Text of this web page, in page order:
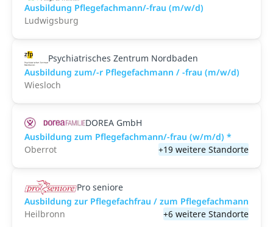
Ausbildung Pflegefachmann/-frau (m/w/d)
Ludwigsburg
Psychiatrisches Zentrum Nordbaden
Ausbildung zum/-r Pflegefachmann / -frau (m/w/d)
Wiesloch
DOREA GmbH
Ausbildung zum Pflegefachmann/-frau (w/m/d) *
Oberrot
+19 weitere Standorte
Pro seniore
Ausbildung zur Pflegefachfrau / zum Pflegefachmann
Heilbronn
+6 weitere Standorte